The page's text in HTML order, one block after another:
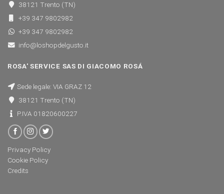
38121 Trento (TN)
+39 347 9802982
+39 347 9802982
info@loshopdelgusto.it
ROSA' SERVICE SAS DI GIACOMO ROSÁ
Sede legale: VIA GRAZ 12
38121 Trento (TN)
P.IVA 01820600227
Privacy Policy
Cookie Policy
Credits